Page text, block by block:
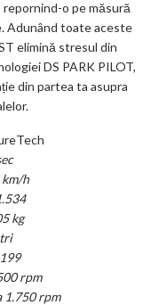
o pe măsură
Adunând toate aceste
elimină stresul din
DS PARK PILOT,
din partea ta asupra
h
kg
rpm
1.750 rpm